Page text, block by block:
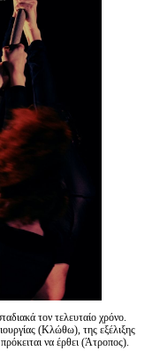
τον τελευταίο χρόνο.
(Κλώθω), της εξέλιξης
να έρθει (Άτροπος).